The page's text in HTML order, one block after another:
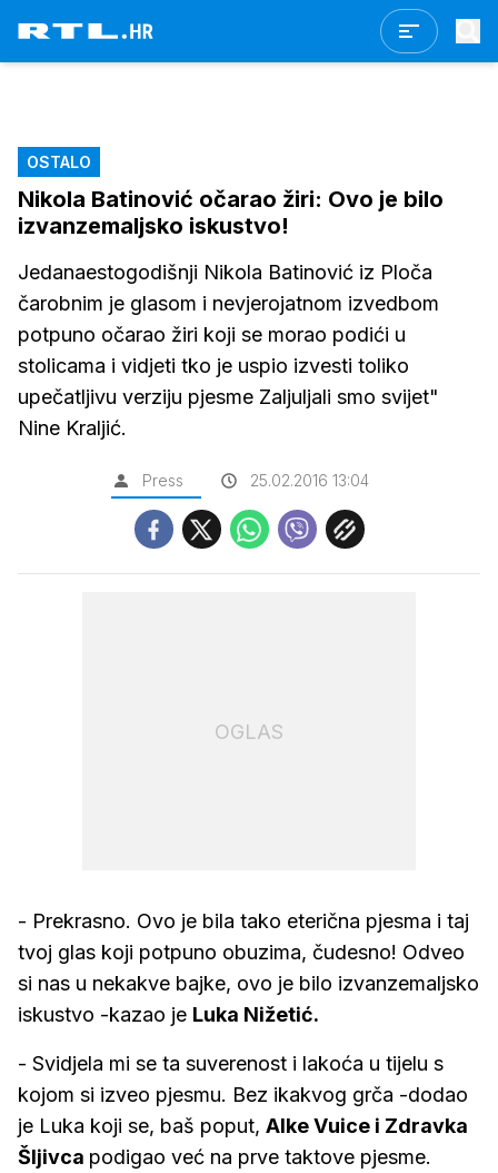
OSTALO
Nikola Batinović očarao žiri: Ovo je bilo
izvanzemaljsko iskustvo!
Jedanaestogodišnji Nikola Batinović iz Ploča
čarobnim je glasom i nevjerojatnom izvedbom
potpuno očarao žiri koji se morao podići u
stolicama i vidjeti tko je uspio izvesti toliko
upečatljivu verziju pjesme Zaljuljali smo svijet"
Nine Kraljić.
Press 25.02.2016 13:04
OGLAS
- Prekrasno. Ovo je bila tako eterična pjesma i taj
tvoj glas koji potpuno obuzima, čudesno! Odveo
si nas u nekakve bajke, ovo je bilo izvanzemaljsko
iskustvo -kazao je Luka Nižetić.
- Svidjela mi se ta suverenost i lakoća u tijelu s
kojom si izveo pjesmu. Bez ikakvog grča -dodao
je Luka koji se, baš poput, Alke Vuice i Zdravka
Šljivca podigao već na prve taktove pjesme.